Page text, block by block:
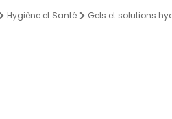
Hygiène et Santé Gels et solutions